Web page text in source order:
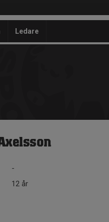
Ledare
-
12 år